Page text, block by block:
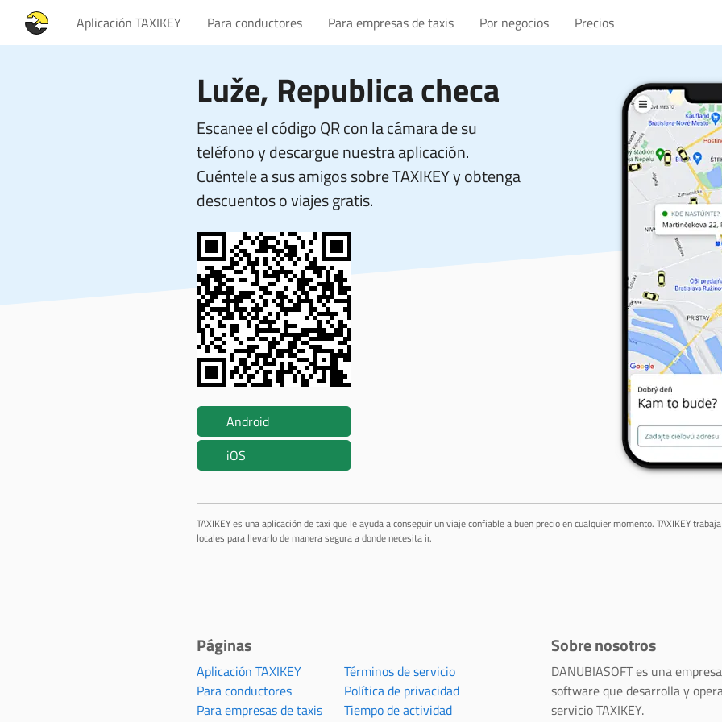
Aplicación TAXIKEY Para conductores Para empresas de taxis Por negocios Precios
Luže, Republica checa
Escanee el código QR con la cámara de su
teléfono y descargue nuestra aplicación.
Cuéntele a sus amigos sobre TAXIKEY y obtenga
descuentos o viajes gratis.
Android
iOS
TAXIKEY es una aplicación de taxi que le ayuda a conseguir un viaje confiable a buen precio en cualquier momento. TAXIKEY
locales para llevarlo de manera segura a donde necesita ir.
Páginas
Aplicación TAXIKEY
Para conductores
Para empresas de taxis
Términos de servicio
Política de privacidad
Tiempo de actividad
Sobre nosotros
DANUBIASOFT es una
software que desarrolla y
servicio TAXIKEY.